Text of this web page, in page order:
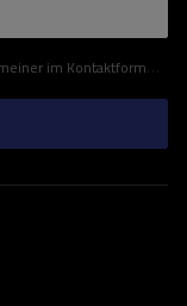
(EU) des Europäischen Parlaments und des Rates zu.